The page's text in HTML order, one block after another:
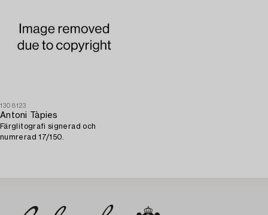
1308123
Antoni Tàpies
Färglitografi signerad och
numrerad 17/150.